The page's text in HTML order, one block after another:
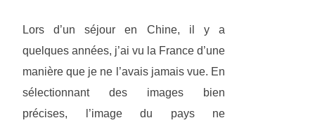
Lors d’un séjour en Chine, il y a
quelques années, j’ai vu la France d’une
manière que je ne l’avais jamais vue. En
sélectionnant des images bien
précises, l’image du pays ne